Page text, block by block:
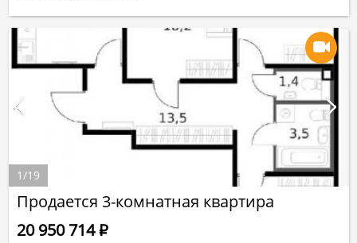
Продается 3-комнатная квартира
20 950 714Р
1/19